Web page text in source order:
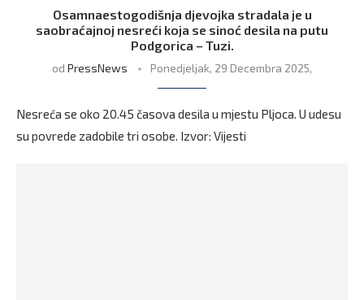
Osamnaestogodišnja djevojka stradala je u
saobraćajnoj nesreći koja se sinoć desila na putu
Podgorica – Tuzi.
od PressNews Ponedjeljak, 29 Decembra 2025,
Nesreća se oko 20.45 časova desila u mjestu Pljoca. U udesu
su povrede zadobile tri osobe. Izvor: Vijesti